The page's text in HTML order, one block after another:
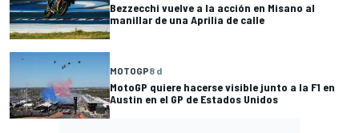
Bezzecchi vuelve a la acción en Misano al
manillar de una Aprilia de calle
MOTOGP8 d
MotoGP quiere hacerse visible junto a la F1 en
Austin en el GP de Estados Unidos